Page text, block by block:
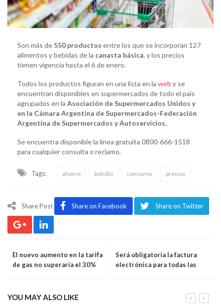
Son más de 550 productos entre los que se incorporan 127
alimentos y bebidas de la canasta básica, y los precios
tienen vigencia hasta el 6 de enero.
Todos los productos figuran en una lista en la web y se
encuentran disponibles en supermercados de todo el país
agrupados en la Asociación de Supermercados Unidos y
en la Cámara Argentina de Supermercados-Federación
Argentina de Supermercados y Autoservicios.
Se encuentra disponible la línea gratuita 0800-666-1518
para cualquier consulta o reclamo.
Tags: ahorro bolsillo consumo precios
Share Post Share on Facebook Share on Twitter
El nuevo aumento en la tarifa
de gas no superaría el 30%
Será obligatoria la factura
electrónica para todas las
YOU MAY ALSO LIKE